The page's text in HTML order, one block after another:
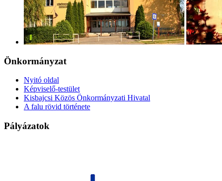
Önkormányzat
Nyitó oldal
Képviselő-testület
Kisbajcsi Közös Önkormányzati Hivatal
A falu rövid története
Pályázatok